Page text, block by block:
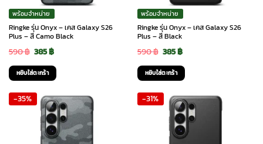
พร้อมจำหน่าย
Ringke รุ่น Onyx – เคส Galaxy S26
Plus – สี Camo Black
590฿ Original
price
was:
590 ฿.
385฿Current
price
is:
385 ฿.
หยิบใส่ตะกร้า
พร้อมจำหน่าย
Ringke รุ่น Onyx – เคส Galaxy S26
Plus – สี Black
590฿ Original
price
was:
590 ฿.
385฿Current
price
is:
385 ฿.
หยิบใส่ตะกร้า
-35% -31%